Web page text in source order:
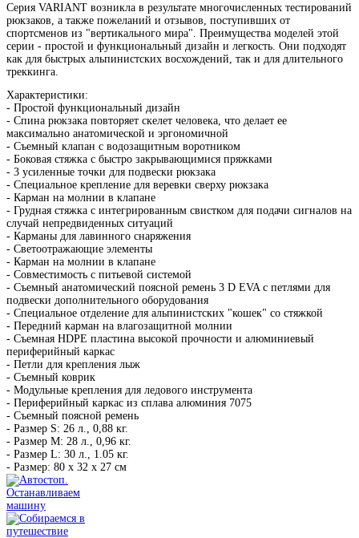
Серия VARIANT возникла в результате многочисленных тестирований
рюкзаков, а также пожеланий и отзывов, поступивших от
спортсменов из "вертикального мира". Преимущества моделей этой
серии - простой и функциональный дизайн и легкость. Они подходят
как для быстрых альпинистских восхождений, так и для длительного
треккинга.
Характеристики:
- Простой функциональный дизайн
- Спина рюкзака повторяет скелет человека, что делает ее
максимально анатомической и эргономичной
- Съемный клапан с водозащитным воротником
- Боковая стяжка с быстро закрывающимися пряжками
- 3 усиленные точки для подвески рюкзака
- Специальное крепление для веревки сверху рюкзака
- Карман на молнии в клапане
- Грудная стяжка с интегрированным свистком для подачи сигналов на
случай непредвиденных ситуаций
- Карманы для лавинного снаряжения
- Светоотражающие элементы
- Карман на молнии в клапане
- Совместимость с питьевой системой
- Съемный анатомический поясной ремень 3 D EVA с петлями для
подвески дополнительного оборудования
- Специальное отделение для альпинистских "кошек" со стяжкой
- Передний карман на влагозащитной молнии
- Съемная HDPE пластина высокой прочности и алюминиевый
периферийный каркас
- Петли для крепления лыж
- Съемный коврик
- Модульные крепления для ледового инструмента
- Периферийный каркас из сплава алюминия 7075
- Съемный поясной ремень
- Размер S: 26 л., 0,88 кг.
- Размер M: 28 л., 0,96 кг.
- Размер L: 30 л., 1.05 кг.
- Размер: 80 x 32 x 27 см